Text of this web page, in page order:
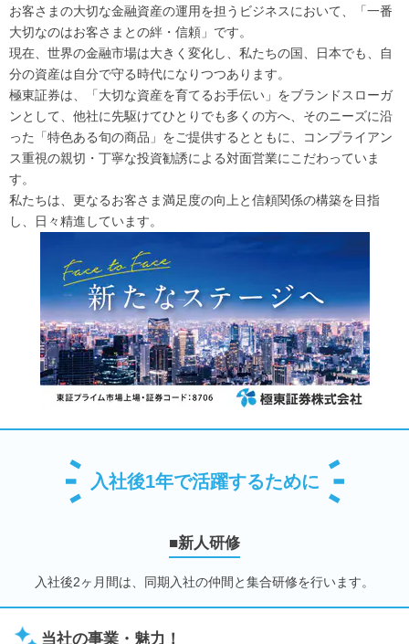
お客さまの大切な金融資産の運用を担うビジネスにおいて、「一番
大切なのはお客さまとの絆・信頼」です。
現在、世界の金融市場は大きく変化し、私たちの国、日本でも、自
分の資産は自分で守る時代になりつつあります。
極東証券は、「大切な資産を育てるお手伝い」をブランドスローガ
ンとして、他社に先駆けてひとりでも多くの方へ、そのニーズに沿
った「特色ある旬の商品」をご提供するとともに、コンプライアン
ス重視の親切・丁寧な投資勧誘による対面営業にこだわっていま
す。
私たちは、更なるお客さま満足度の向上と信頼関係の構築を目指
し、日々精進しています。
入社後1年で活躍するために
■新人研修
入社後2ヶ月間は、同期入社の仲間と集合研修を行います。
当社の事業・魅力！